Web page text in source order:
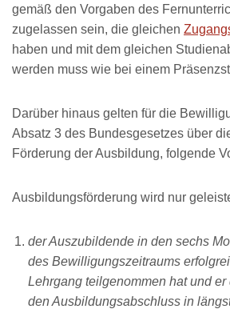
gemäß den Vorgaben des
zugelassen sein, die gleichen
haben und mit dem gleichen
werden muss wie bei einem
Darüber hinaus gelten für die
Absatz 3 des Bundesgesetzes über
Förderung der Ausbildung, folgende
Ausbildungsförderung wird nur
der Auszubildende in den sechs
des Bewilligungszeitraums
Lehrgang teilgenommen hat und
den Ausbildungsabschluss in